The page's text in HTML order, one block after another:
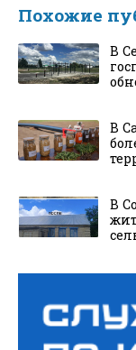
Похожие
В
В
В